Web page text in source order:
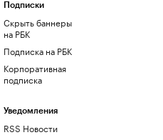
Подписки
Скрыть баннеры
на РБК
Подписка на РБК
Корпоративная
подписка
Уведомления
RSS Новости